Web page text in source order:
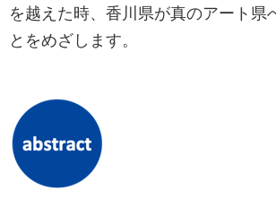
を越えた時、香川県が真のアート県
とをめざします。